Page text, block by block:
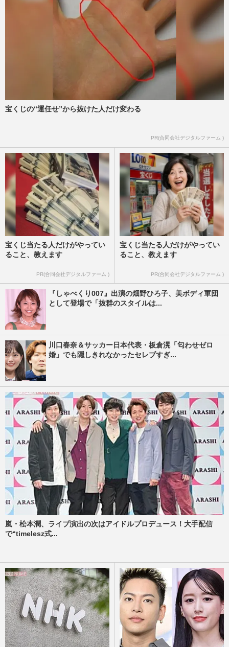
宝くじの“運任せ”から抜けた人だけ変わる
PR(合同会社デジタルファーム )
宝くじ当たる人だけがやってい
ること、教えます
PR(合同会社デジタルファーム )
宝くじ当たる人だけがやってい
ること、教えます
PR(合同会社デジタルファーム )
『しゃべくり007』出演の畑野ひろ子、美ボディ軍団
として登場で「抜群のスタイルは...
川口春奈＆サッカー日本代表・板倉滉「匂わせゼロ
婚」でも隠しきれなかったセレブすぎ...
嵐・松本潤、ライブ演出の次はアイドルプロデュース！大手配信
で“timelesz式...